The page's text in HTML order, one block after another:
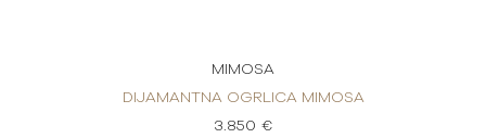
MIMOSA
DIJAMANTNA OGRLICA MIMOSA
3.850 €